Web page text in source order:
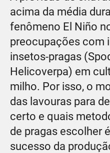
acima da média
fenômeno El Niño
preocupações com
insetos-pragas
Helicoverpa) em
milho. Por isso, o
das lavouras para
certo e quais
de pragas escolher
sucesso da